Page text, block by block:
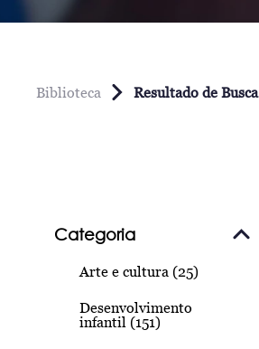
Biblioteca Resultado de Busca
Categoria
Arte e cultura (25)
Desenvolvimento
infantil (151)